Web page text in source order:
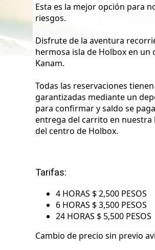
Esta es la mejor opción para
riesgos.
Disfrute de la aventura
hermosa isla de Holbox en un
Kanam.
Todas las reservaciones
garantizadas mediante un
para confirmar y saldo se
entrega del carrito en nuestra
del centro de Holbox.
Tarifas:
4 HORAS $ 2,500 PESOS
6 HORAS $ 3,500 PESOS
24 HORAS $ 5,500 PESOS
Cambio de precio sin previo